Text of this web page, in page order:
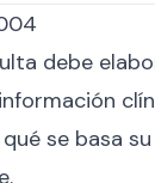
debe
se basa